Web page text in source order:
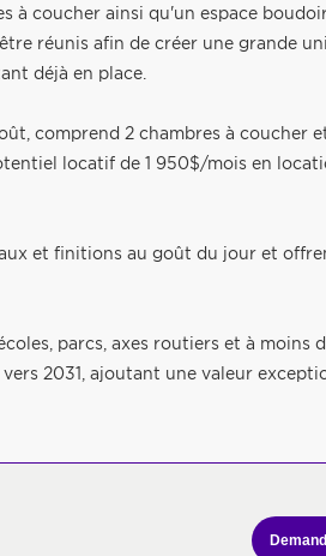
à coucher ainsi qu'un espace
réunis afin de créer une grande
déjà en place.
comprend 2 chambres à coucher
locatif de 1 950$/mois en
et finitions au goût du jour et
parcs, axes routiers et à moins
2031, ajoutant une valeur